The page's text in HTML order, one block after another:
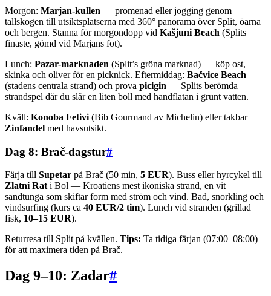
Morgon: Marjan-kullen — promenad eller jogging genom
tallskogen till utsiktsplatserna med 360° panorama över Split, öarna
och bergen. Stanna för morgondopp vid Kašjuni Beach (Splits
finaste, gömd vid Marjans fot).
Lunch: Pazar-marknaden (Split’s gröna marknad) — köp ost,
skinka och oliver för en picknick. Eftermiddag: Bačvice Beach
(stadens centrala strand) och prova picigin — Splits berömda
strandspel där du slår en liten boll med handflatan i grunt vatten.
Kväll: Konoba Fetivi (Bib Gourmand av Michelin) eller takbar
Zinfandel med havsutsikt.
Dag 8: Brač-dagstur#
Färja till Supetar på Brač (50 min, 5 EUR). Buss eller hyrcykel till
Zlatni Rat i Bol — Kroatiens mest ikoniska strand, en vit
sandtunga som skiftar form med ström och vind. Bad, snorkling och
vindsurfing (kurs ca 40 EUR/2 tim). Lunch vid stranden (grillad
fisk, 10–15 EUR).
Returresa till Split på kvällen. Tips: Ta tidiga färjan (07:00–08:00)
för att maximera tiden på Brač.
Dag 9–10: Zadar#